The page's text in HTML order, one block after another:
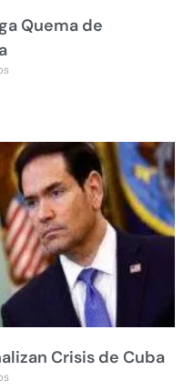
Quema de
Crisis de Cuba